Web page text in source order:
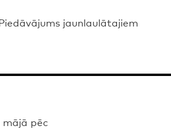
jaunlaulātajiem
pēc